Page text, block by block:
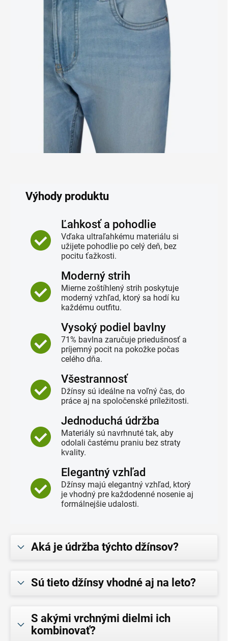
Výhody produktu
Ľahkosť a pohodlie
Vďaka ultraľahkému materiálu si
užijete pohodlie po celý deň, bez
pocitu ťažkosti.
Moderný strih
Mierne zoštíhlený strih poskytuje
moderný vzhľad, ktorý sa hodí ku
každému outfitu.
Vysoký podiel bavlny
71% bavlna zaručuje priedušnosť a
príjemný pocit na pokožke počas
celého dňa.
Všestrannosť
Džínsy sú ideálne na voľný čas, do
práce aj na spoločenské príležitosti.
Jednoduchá údržba
Materiály sú navrhnuté tak, aby
odolali častému praniu bez straty
kvality.
Elegantný vzhľad
Džínsy majú elegantný vzhľad, ktorý
je vhodný pre každodenné nosenie aj
formálnejšie udalosti.
Aká je údržba týchto džínsov?
Sú tieto džínsy vhodné aj na leto?
S akými vrchnými dielmi ich
kombinovať?